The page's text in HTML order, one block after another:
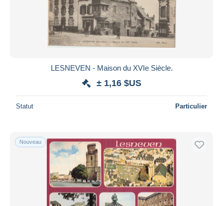
LESNEVEN - Maison du XVIe Siècle.
± 1,16 $US
Statut Particulier
Nouveau